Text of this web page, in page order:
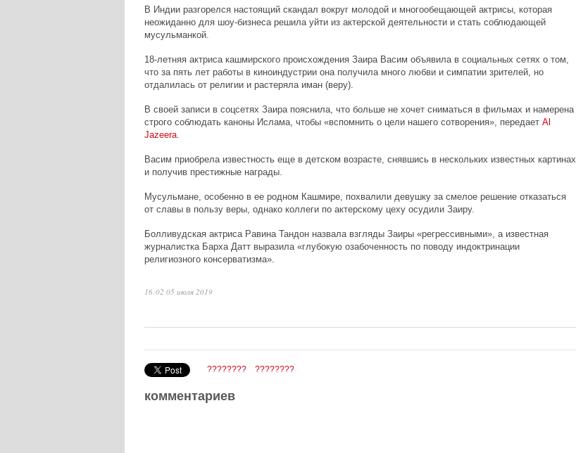
В Индии разгорелся настоящий скандал вокруг молодой и многообещающей актрисы, которая
неожиданно для шоу-бизнеса решила уйти из актерской деятельности и стать соблюдающей
мусульманкой.
18-летняя актриса кашмирского происхождения Заира Васим объявила в социальных сетях о том,
что за пять лет работы в киноиндустрии она получила много любви и симпатии зрителей, но
отдалилась от религии и растеряла иман (веру).
В своей записи в соцсетях Заира пояснила, что больше не хочет сниматься в фильмах и намерена
строго соблюдать каноны Ислама, чтобы «вспомнить о цели нашего сотворения», передает Al
Jazeera.
Васим приобрела известность еще в детском возрасте, снявшись в нескольких известных картинах
и получив престижные награды.
Мусульмане, особенно в ее родном Кашмире, похвалили девушку за смелое решение отказаться
от славы в пользу веры, однако коллеги по актерскому цеху осудили Заиру.
Болливудская актриса Равина Тандон назвала взгляды Заиры «регрессивными», а известная
журналистка Барха Датт выразила «глубокую озабоченность по поводу индоктринации
религиозного консерватизма».
16:02 05 июля 2019
???????? ????????
комментариев